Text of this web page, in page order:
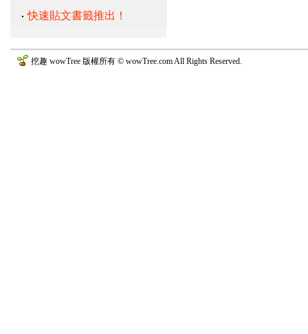
快速貼文書籤推出！
挖趣 wowTree 版權所有 © wowTree.com All Rights Reserved.